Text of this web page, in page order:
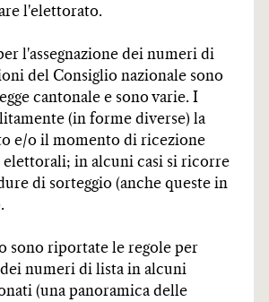
l'elettorato.
l'assegnazione dei numeri di
del Consiglio nazionale sono
cantonale e sono varie. I
(in forme diverse) la
e/o il momento di ricezione
elettorali; in alcuni casi si ricorre
di sorteggio (anche queste in
sono riportate le regole per
dei numeri di lista in alcuni
(una panoramica delle